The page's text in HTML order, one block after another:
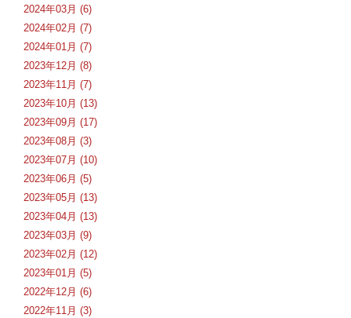
2024年03月 (6)
2024年02月 (7)
2024年01月 (7)
2023年12月 (8)
2023年11月 (7)
2023年10月 (13)
2023年09月 (17)
2023年08月 (3)
2023年07月 (10)
2023年06月 (5)
2023年05月 (13)
2023年04月 (13)
2023年03月 (9)
2023年02月 (12)
2023年01月 (5)
2022年12月 (6)
2022年11月 (3)